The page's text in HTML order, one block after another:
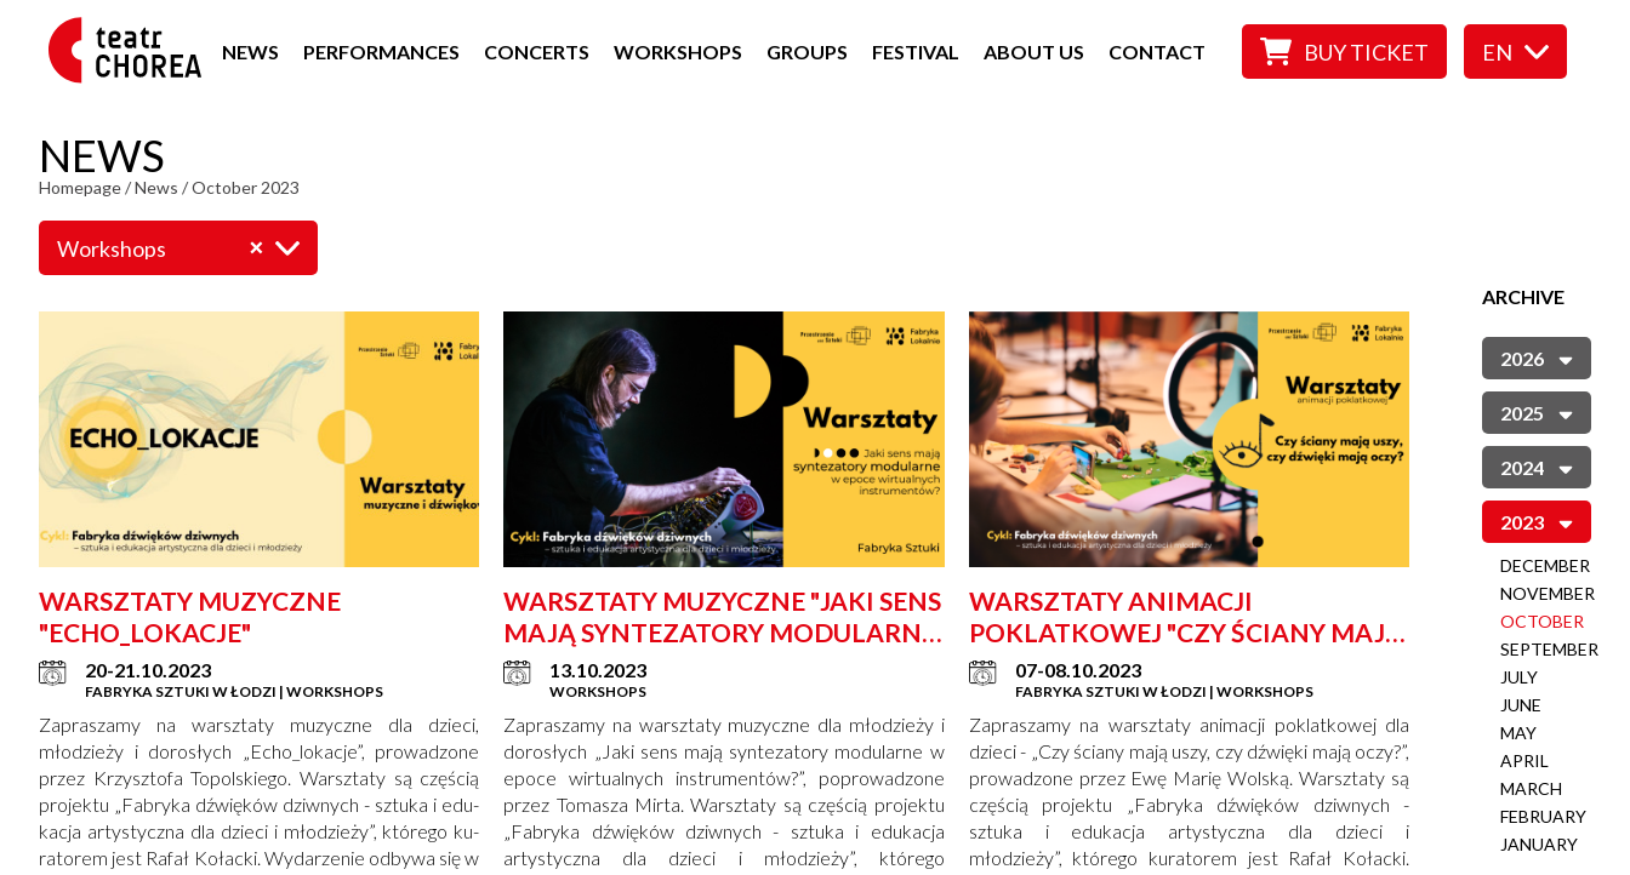
NEWS PERFORMANCES CONCERTS WORKSHOPS GROUPS FESTIVAL ABOUT US CONTACT BUY TICKET EN
NEWS
Homepage/News /October 2023
Workshops
WARSZTATY MUZYCZNE
"ECHO_LOKACJE"
20-21.10.2023
FABRYKA SZTUKI W ŁODZI | WORKSHOPS
Zapraszamy na warsztaty muzyczne dla dzieci,
młodzieży i dorosłych „Echo_lokacje”, prowadzone
przez Krzysztofa Topolskiego. Warsz­ta­ty są czę­ścią
pro­jek­tu „Fa­bry­ka dźwię­ków dziw­nych - sztu­ka i edu­
ka­cja ar­ty­stycz­na dla dzie­ci i mło­dzie­ży”, któ­re­go ku­
ra­to­rem jest Ra­fał Ko­łac­ki. Wy­da­rze­nie od­by­wa się w
WARSZTATY MUZYCZNE "JAKI SENS
MAJĄ SYNTEZATORY MODULARNE
W EPOCE WIRTUALNYCH
INSTRUMENTÓW?"
13.10.2023
WORKSHOPS
Zapraszamy na warsztaty muzyczne dla młodzieży i
dorosłych „Jaki sens mają syntezatory modularne w
epoce wirtualnych instrumentów?”, poprowadzone
przez Tomasza Mirta. Warsztaty są częścią projektu
„Fabryka dźwięków dziwnych - sztuka i edukacja
artystyczna dla dzieci i młodzieży”, którego
WARSZTATY ANIMACJI
POKLATKOWEJ "CZY ŚCIANY MAJĄ
USZY, CZY DŹWIĘKI MAJĄ OCZY?"
07-08.10.2023
FABRYKA SZTUKI W ŁODZI | WORKSHOPS
Zapraszamy na warsztaty animacji poklatkowej dla
dzieci - „Czy ściany mają uszy, czy dźwięki mają oczy?”,
prowadzone przez Ewę Marię Wolską. Warsztaty są
częścią projektu „Fabryka dźwięków dziwnych -
sztuka i edukacja artystyczna dla dzieci i
młodzieży”, którego kuratorem jest Rafał Kołacki.
ARCHIVE
2026
2025
2024
2023
DECEMBER
NOVEMBER
OCTOBER
SEPTEMBER
JULY
JUNE
MAY
APRIL
MARCH
FEBRUARY
JANUARY